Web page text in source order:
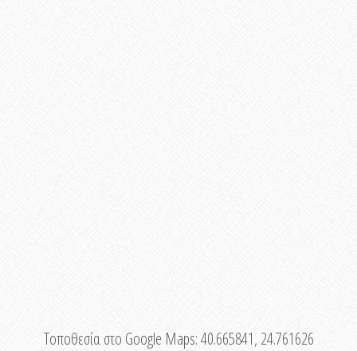
Τοποθεσία στο Google Maps:40.665841, 24.761626